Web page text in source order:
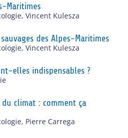
Maritimes
,Vincent Kulesza
des Alpes-Maritimes
,Vincent Kulesza
elles indispensables ?
climat : comment ça
, Pierre Carrega